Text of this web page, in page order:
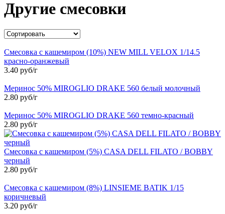
Другие смесовки
Смесовка с кашемиром (10%) NEW MILL VELOX 1/14.5
красно-оранжевый
3.40 руб/г
Меринос 50% MIROGLIO DRAKE 560 белый молочный
2.80 руб/г
Меринос 50% MIROGLIO DRAKE 560 темно-красный
2.80 руб/г
Смесовка с кашемиром (5%) CASA DELL FILATO / BOBBY
черный
2.80 руб/г
Смесовка с кашемиром (8%) LINSIEME BATIK 1/15
коричневый
3.20 руб/г